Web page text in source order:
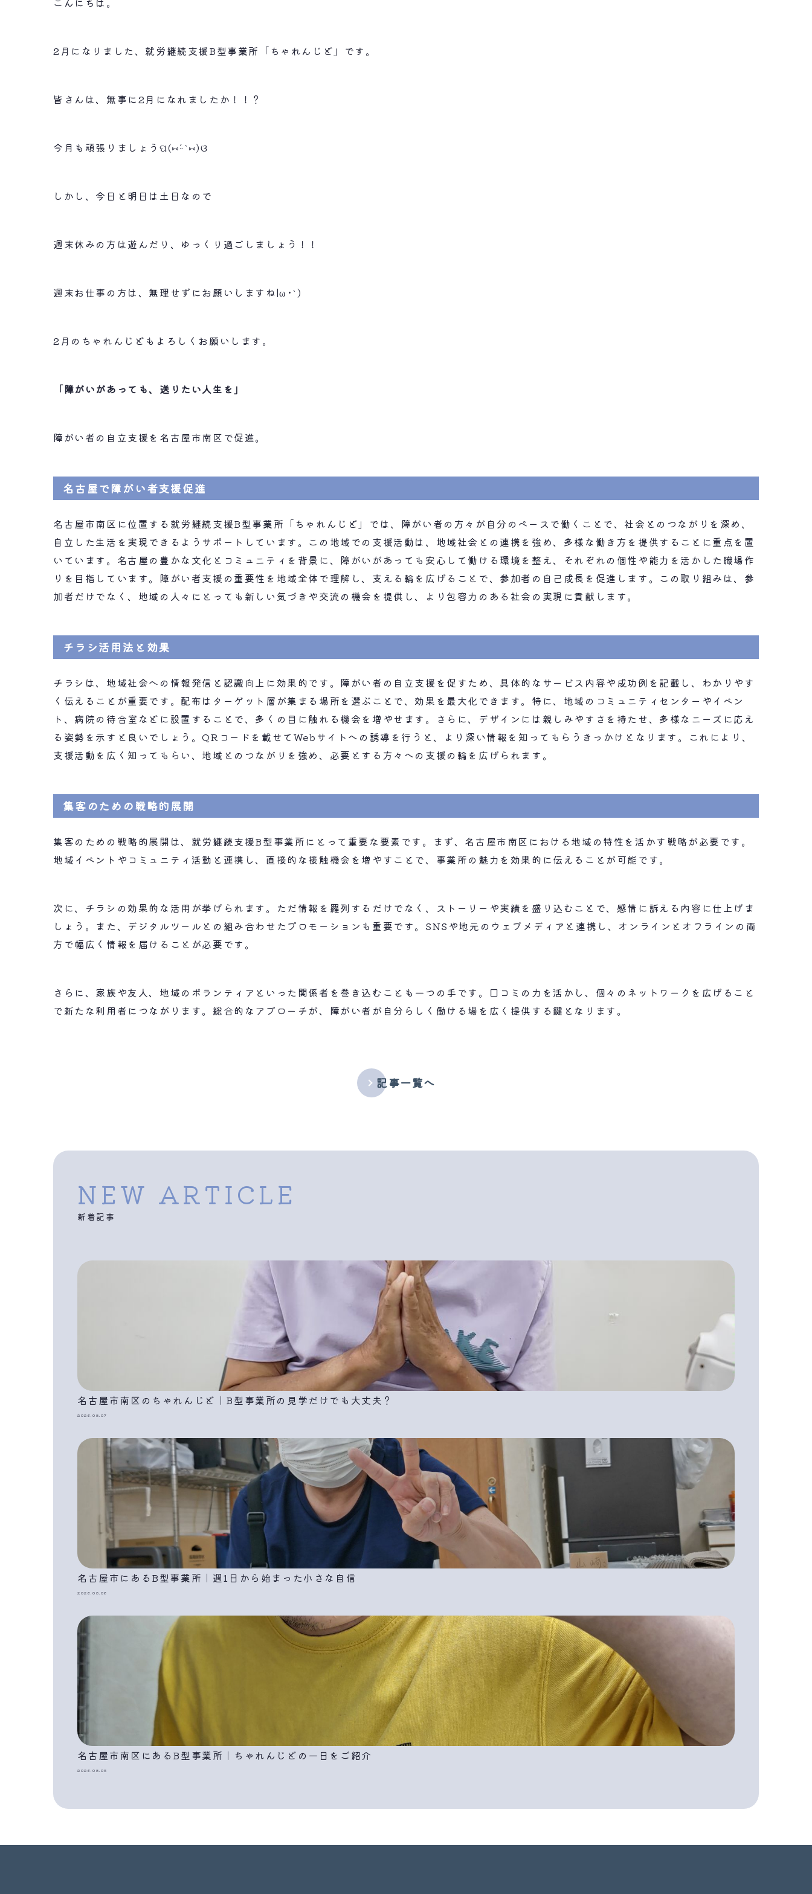
2月になりました、就労継続支援B型事業所「ちゃれんじど」です。
皆さんは、無事に2月になれましたか！！？
今月も頑張りましょうପ(⑅ˊᵕˋ⑅)ଓ
しかし、今日と明日は土日なので
週末休みの方は遊んだり、ゆっくり過ごしましょう！！
週末お仕事の方は、無理せずにお願いしますね|ω･`)
2月のちゃれんじどもよろしくお願いします。
「障がいがあっても、送りたい人生を」
障がい者の自立支援を名古屋市南区で促進。
名古屋で障がい者支援促進
名古屋市南区に位置する就労継続支援B型事業所「ちゃれんじど」では、障がい者の方々が自分のペースで働くことで、社会とのつながりを深め、
自立した生活を実現できるようサポートしています。この地域での支援活動は、地域社会との連携を強め、多様な働き方を提供することに重点を置
いています。名古屋の豊かな文化とコミュニティを背景に、障がいがあっても安心して働ける環境を整え、それぞれの個性や能力を活かした職場作
りを目指しています。障がい者支援の重要性を地域全体で理解し、支える輪を広げることで、参加者の自己成長を促進します。この取り組みは、参
加者だけでなく、地域の人々にとっても新しい気づきや交流の機会を提供し、より包容力のある社会の実現に貢献します。
チラシ活用法と効果
チラシは、地域社会への情報発信と認識向上に効果的です。障がい者の自立支援を促すため、具体的なサービス内容や成功例を記載し、わかりやす
く伝えることが重要です。配布はターゲット層が集まる場所を選ぶことで、効果を最大化できます。特に、地域のコミュニティセンターやイベン
ト、病院の待合室などに設置することで、多くの目に触れる機会を増やせます。さらに、デザインには親しみやすさを持たせ、多様なニーズに応え
る姿勢を示すと良いでしょう。QRコードを載せてWebサイトへの誘導を行うと、より深い情報を知ってもらうきっかけとなります。これにより、
支援活動を広く知ってもらい、地域とのつながりを強め、必要とする方々への支援の輪を広げられます。
集客のための戦略的展開
集客のための戦略的展開は、就労継続支援B型事業所にとって重要な要素です。まず、名古屋市南区における地域の特性を活かす戦略が必要です。
地域イベントやコミュニティ活動と連携し、直接的な接触機会を増やすことで、事業所の魅力を効果的に伝えることが可能です。
次に、チラシの効果的な活用が挙げられます。ただ情報を羅列するだけでなく、ストーリーや実績を盛り込むことで、感情に訴える内容に仕上げま
しょう。また、デジタルツールとの組み合わせたプロモーションも重要です。SNSや地元のウェブメディアと連携し、オンラインとオフラインの両
方で幅広く情報を届けることが必要です。
さらに、家族や友人、地域のボランティアといった関係者を巻き込むことも一つの手です。口コミの力を活かし、個々のネットワークを広げること
で新たな利用者につながります。総合的なアプローチが、障がい者が自分らしく働ける場を広く提供する鍵となります。
記事一覧へ
NEW ARTICLE
新着記事
名古屋市南区のちゃれんじど｜B型事業所の見学だけでも大丈夫？
2026.08.07
名古屋市にあるB型事業所｜週1日から始まった小さな自信
2026.08.06
名古屋市南区にあるB型事業所｜ちゃれんじどの一日をご紹介
2026.08.05